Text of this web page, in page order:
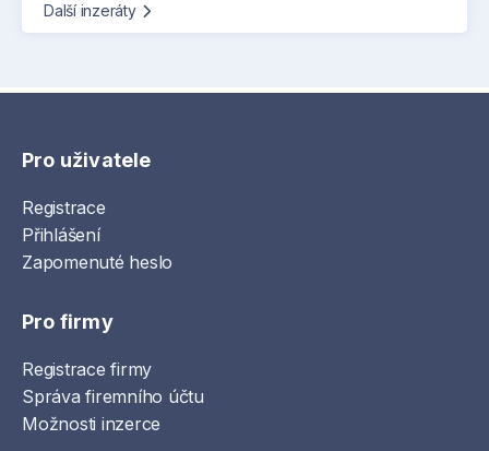
Další inzeráty
Pro uživatele
Registrace
Přihlášení
Zapomenuté heslo
Pro firmy
Registrace firmy
Správa firemního účtu
Možnosti inzerce